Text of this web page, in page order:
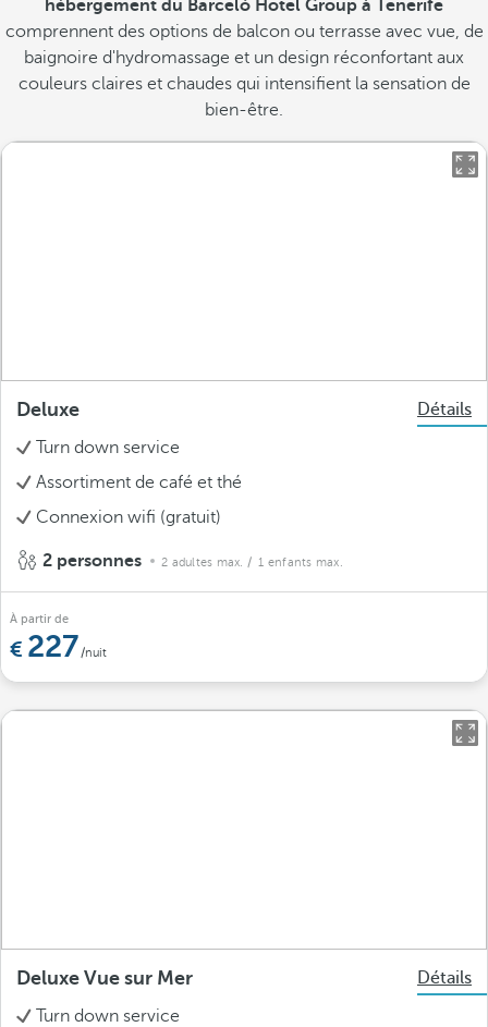
hébergement du Barceló Hotel Group à Tenerife
comprennent des options de balcon ou terrasse avec vue, de
baignoire d'hydromassage et un design réconfortant aux
couleurs claires et chaudes qui intensifient la sensation de
bien-être.
Deluxe
Détails
Turn down service
Assortiment de café et thé
Connexion wifi (gratuit)
2 personnes 2 adultes max. / 1 enfants max.
À partir de
227/nuit
Deluxe Vue sur Mer
Détails
Turn down service